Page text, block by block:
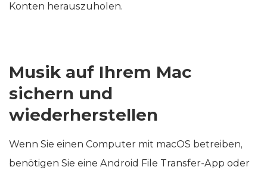
Konten herauszuholen.
Musik auf Ihrem Mac
sichern und
wiederherstellen
Wenn Sie einen Computer mit macOS betreiben,
benötigen Sie eine Android File Transfer-App oder